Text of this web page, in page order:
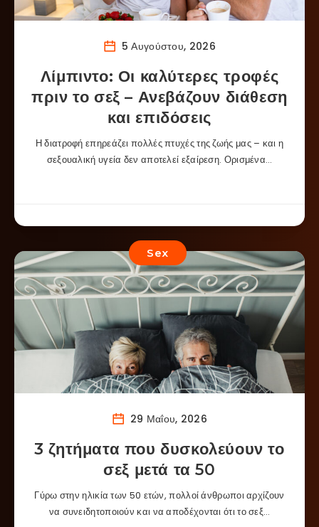
5 Αυγούστου, 2026
Λίμπιντο: Οι καλύτερες τροφές
πριν το σεξ – Ανεβάζουν διάθεση
και επιδόσεις
Η διατροφή επηρεάζει πολλές πτυχές της ζωής μας – και η
σεξουαλική υγεία δεν αποτελεί εξαίρεση. Ορισμένα…
Sex
29 Μαΐου, 2026
3 ζητήματα που δυσκολεύουν το
σεξ μετά τα 50
Γύρω στην ηλικία των 50 ετών, πολλοί άνθρωποι αρχίζουν
να συνειδητοποιούν και να αποδέχονται ότι το σεξ…